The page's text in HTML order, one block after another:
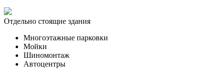
Отдельно стоящие здания
Многоэтажные парковки
Мойки
Шиномонтаж
Автоцентры